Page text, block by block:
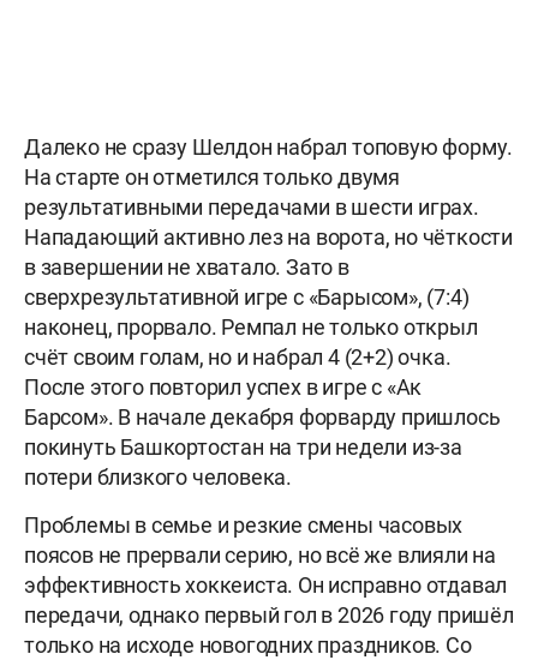
Далеко не сразу Шелдон набрал топовую форму.
На старте он отметился только двумя
результативными передачами в шести играх.
Нападающий активно лез на ворота, но чёткости
в завершении не хватало. Зато в
сверхрезультативной игре с «Барысом», (7:4)
наконец, прорвало. Ремпал не только открыл
счёт своим голам, но и набрал 4 (2+2) очка.
После этого повторил успех в игре с «Ак
Барсом». В начале декабря форварду пришлось
покинуть Башкортостан на три недели из-за
потери близкого человека.
Проблемы в семье и резкие смены часовых
поясов не прервали серию, но всё же влияли на
эффективность хоккеиста. Он исправно отдавал
передачи, однако первый гол в 2026 году пришёл
только на исходе новогодних праздников. Со